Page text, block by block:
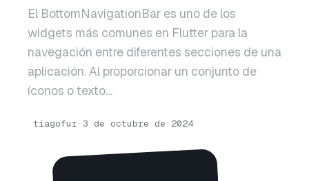
Português
El BottomNavigationBar es uno de los
widgets más comunes en Flutter para la
navegación entre diferentes secciones de una
aplicación. Al proporcionar un conjunto de
íconos o texto…
tiagofur · 3 de octubre de 2024